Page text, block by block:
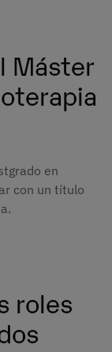
Máster
en
con un título
roles